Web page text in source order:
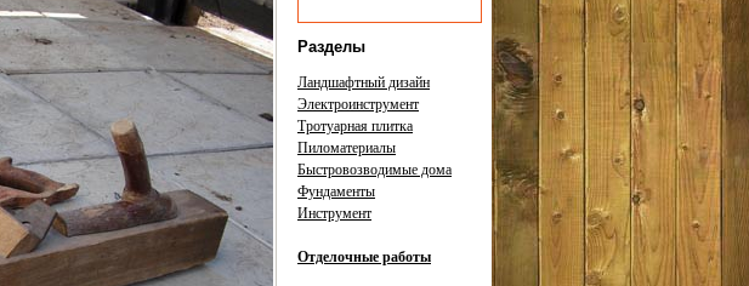
Разделы
Ландшафтный дизайн
Электроинструмент
Тротуарная плитка
Пиломатериалы
Быстровозводимые дома
Фундаменты
Инструмент
Отделочные работы